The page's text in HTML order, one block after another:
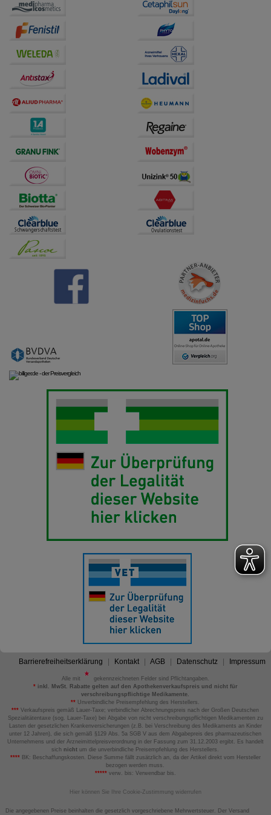
auf unserer Website aber auch die Werbung auf
Drittseiten möglichst relevant für Sie zu gestalten.
Bitte beachten Sie, dass Daten hierfür teilweise an
übertragen werden.
Barrierefreiheitserklärung Kontakt AGB Datenschutz Impressum
Alle mit
gekennzeichneten Felder sind Pflichtangaben.
*inkl. MwSt. Rabatte gelten auf den Apothekenverkaufspreis und nicht für
verschreibungspflichtige Medikamente.
** Unverbindliche Preisempfehlung des Herstellers.
*** Verkaufspreis gemäß Lauer-Taxe; verbindlicher Abrechnungspreis nach der Großen Deutschen
Spezialitätentaxe (sog. Lauer-Taxe) bei Abgabe von nicht verschreibungspflichtigen Medikamenten zu
Lasten der gesetzlichen Krankenversicherungen (z.B. bei Verschreibung des Medikaments an Kinder
unter 12 Jahren), die sich gemäß §129 Abs. 5a SGB V aus dem Abgabepreis des pharmazeutischen
Unternehmens und der Arzneimittelpreisverordnung in der Fassung zum 31.12.2003 ergibt. Es handelt
sich nicht um die unverbindliche Preisempfehlung des Herstellers.
****BK: Beschaffungskosten. Diese Summe fällt zusätzlich an, da der Artikel direkt vom Hersteller
bezogen werden muss.
*****verw. bis: Verwendbar bis.
Hier können Sie Ihre Cookie-Zustimmung widerrufen
Die angegebenen Preise beinhalten die gesetzlich vorgeschriebene Mehrwertsteuer. Der Versand